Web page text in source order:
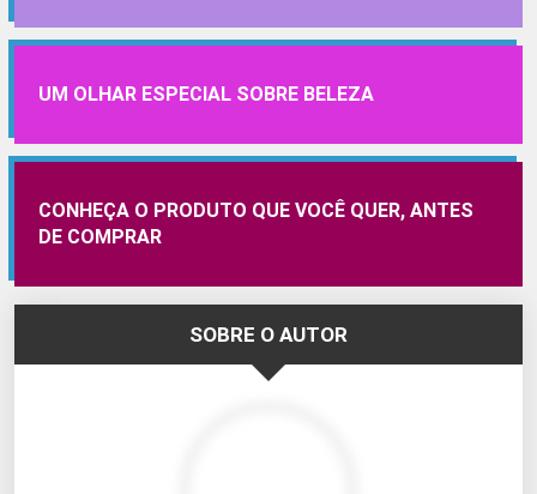
UM OLHAR ESPECIAL SOBRE BELEZA
CONHEÇA O PRODUTO QUE VOCÊ QUER, ANTES
DE COMPRAR
SOBRE O AUTOR